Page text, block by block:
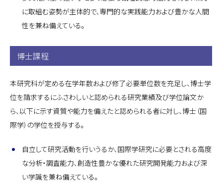
に取組む姿勢が主体的で、専門的な実践能力および豊かな人間
性を兼ね備えている。
博士課程
本研究科が定める在学年数および修了必要単位数を充足し、博士学
位を請求するにふさわしいと認められる研究業績及び学位論文か
ら、以下に示す資質や能力を備えたと認められる者に対し、博士（国
際学）の学位を授与する。
自立して研究活動を行いうるか、国際学研究に必要とされる高度
な分析・調査能力、創造性豊かな優れた研究開発能力および深
い学識を兼ね備えている。